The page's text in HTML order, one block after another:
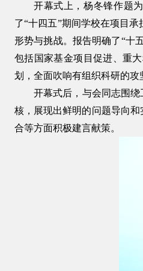
开幕式上，杨冬锋作题
了“十四五”期间学校在项目
形势与挑战。报告明确了“十
包括国家基金项目促进、重
划，全面吹响有组织科研的攻
开幕式后，与会同志围
核，展现出鲜明的问题导向
合等方面积极建言献策。